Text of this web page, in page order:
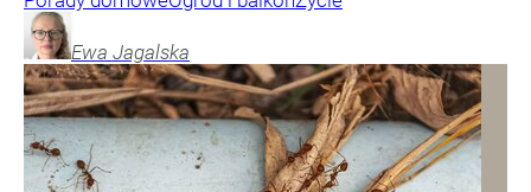
Ewa Jagalska